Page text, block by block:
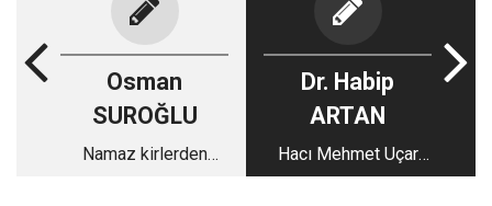
Osman
SUROĞLU
Namaz kirlerden
Dr. Habip
ARTAN
Hacı Mehmet Uçar
Ağabeyi Ebediyete